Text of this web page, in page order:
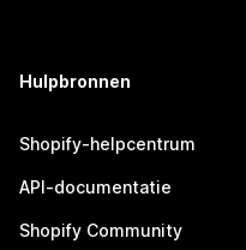
Hulpbronnen
Shopify-helpcentrum
API-documentatie
Shopify Community